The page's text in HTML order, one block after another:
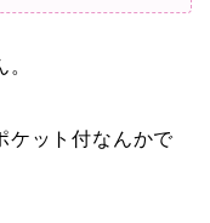
ケット付なんかで